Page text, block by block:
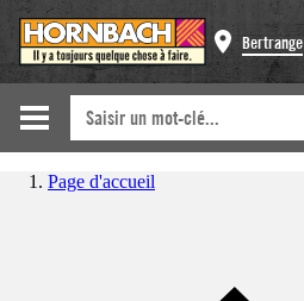
Bertrange
Page d'accueil